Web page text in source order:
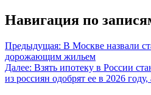
Навигация по
Предыдущая: В Москве назвали
дорожающим жильем
Далее: Взять ипотеку в России
из россиян одобрят ее в 2026